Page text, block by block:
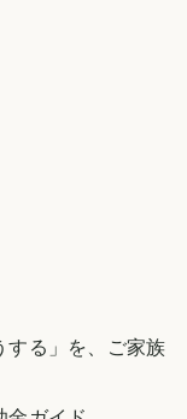
する」を、ご家族